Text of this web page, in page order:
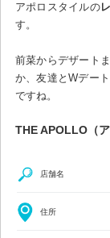
アポロスタイルの
す。
前菜からデザート
か、友達とWデー
ですね。
THE APOLLO（
店舗名
住所